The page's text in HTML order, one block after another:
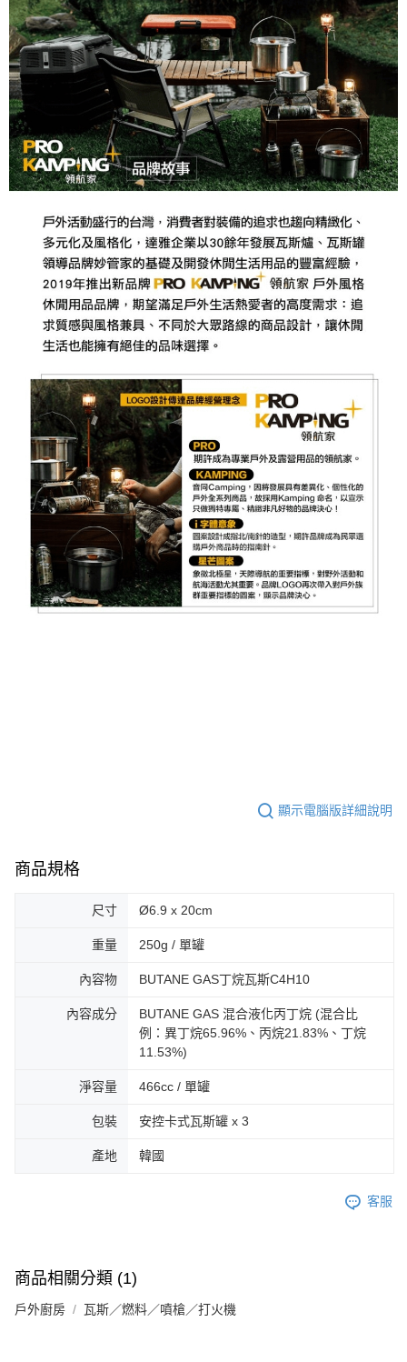
顯示電腦版詳細說明
商品規格
尺寸 Ø6.9 x 20cm
重量 250g / 單罐
內容物 BUTANE GAS丁烷瓦斯C4H10
內容成分
BUTANE GAS 混合液化丙丁烷 (混合比
例：異丁烷65.96%、丙烷21.83%、丁烷
11.53%)
淨容量 466cc / 單罐
包裝 安控卡式瓦斯罐 x 3
產地 韓國
客服
商品相關分類 (1)
戶外廚房 瓦斯／燃料／噴槍／打火機